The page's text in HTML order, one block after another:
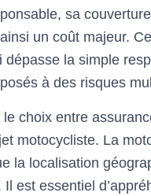
sa
un coût majeur.
dépasse la simple
à des risques
choix entre
motocycliste. La
la localisation
est essentiel